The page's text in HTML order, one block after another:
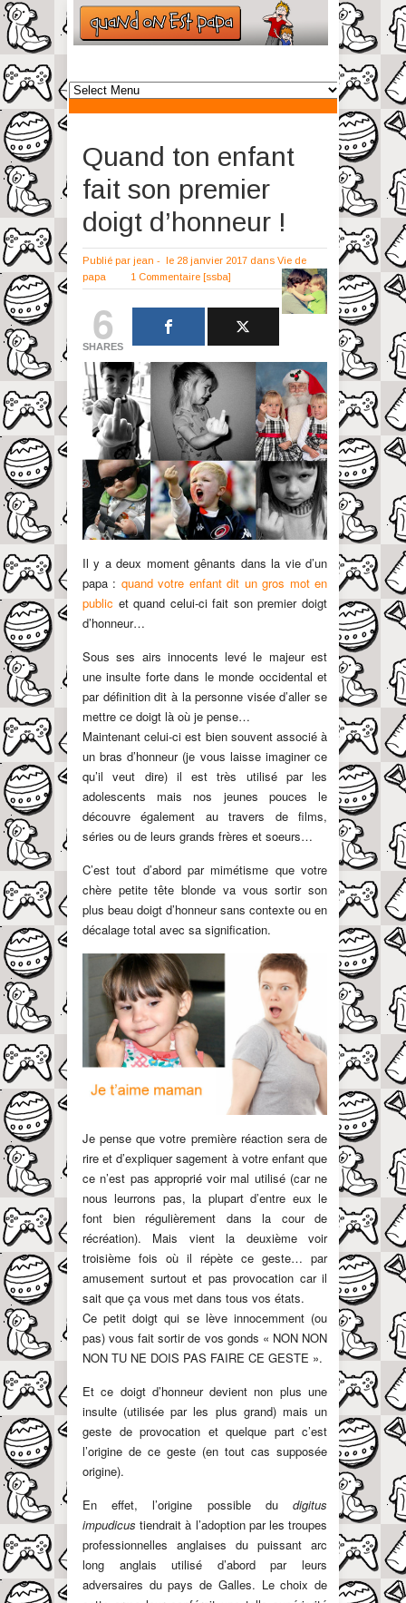
Quand ton enfant
fait son premier
doigt d’honneur !
Publié par jean - le 28 janvier 2017 dans Vie de
papa
1 Commentaire [ssba]
6
SHARES
Il y a deux moment gênants dans la vie d’un
papa : quand votre enfant dit un gros mot en
public et quand celui-ci fait son premier doigt
d’honneur…
Sous ses airs innocents levé le majeur est
une insulte forte dans le monde occidental et
par définition dit à la personne visée d’aller se
mettre ce doigt là où je pense…
Maintenant celui-ci est bien souvent associé à
un bras d’honneur (je vous laisse imaginer ce
qu’il veut dire) il est très utilisé par les
adolescents mais nos jeunes pouces le
découvre également au travers de films,
séries ou de leurs grands frères et soeurs…
C’est tout d’abord par mimétisme que votre
chère petite tête blonde va vous sortir son
plus beau doigt d’honneur sans contexte ou en
décalage total avec sa signification.
Je pense que votre première réaction sera de
rire et d’expliquer sagement à votre enfant que
ce n’est pas approprié voir mal utilisé (car ne
nous leurrons pas, la plupart d’entre eux le
font bien régulièrement dans la cour de
récréation). Mais vient la deuxième voir
troisième fois où il répète ce geste… par
amusement surtout et pas provocation car il
sait que ça vous met dans tous vos états.
Ce petit doigt qui se lève innocemment (ou
pas) vous fait sortir de vos gonds « NON NON
NON TU NE DOIS PAS FAIRE CE GESTE ».
Et ce doigt d’honneur devient non plus une
insulte (utilisée par les plus grand) mais un
geste de provocation et quelque part c’est
l’origine de ce geste (en tout cas supposée
origine).
En effet, l’origine possible du digitus
impudicus tiendrait à l’adoption par les troupes
professionnelles anglaises du puissant arc
long anglais utilisé d’abord par leurs
adversaires du pays de Galles. Le choix de